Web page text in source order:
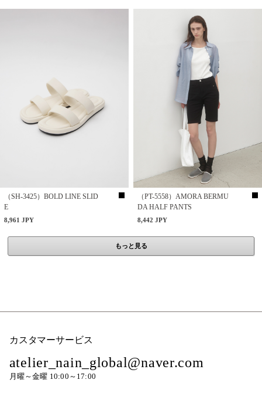
（SH-3425）BOLD LINE SLID
E
8,961 JPY
（PT-5558）AMORA BERMU
DA HALF PANTS
8,442 JPY
もっと見る
カスタマーサービス
atelier_nain_global@naver.com
月曜～金曜 10:00～17:00